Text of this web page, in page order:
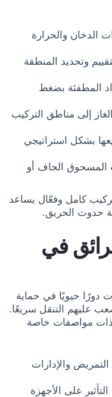
والحرارة
وتحديد المنطقة
المطفئة بضغط
إلى مناطق التركيب
بشكل استراتيجي
المسحوق الجاف أو
كامل وفعّال يساعد
حدوث الحريق.
في
دورًا حيويًا في حماية
عليهم التنقل سريعًا.
ذات مواصفات خاصة
والإدارات
على الأجهزة